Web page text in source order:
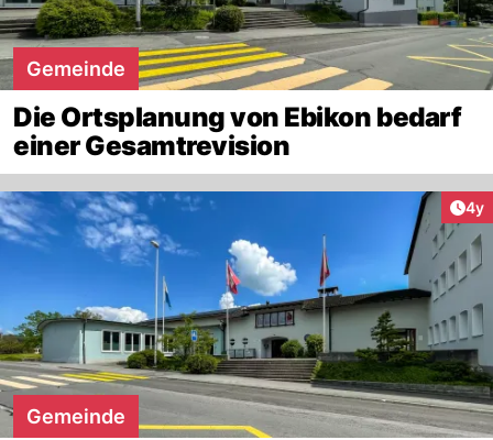
Gemeinde
Die Ortsplanung von Ebikon bedarf
einer Gesamtrevision
4y
Gemeinde